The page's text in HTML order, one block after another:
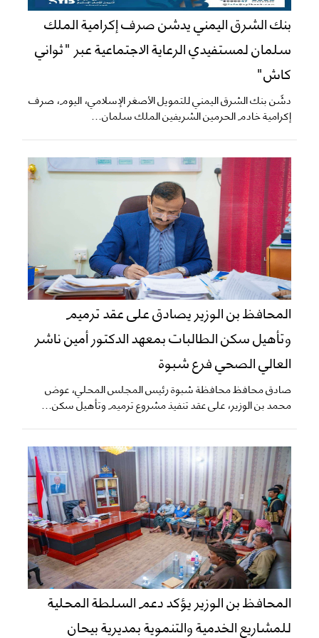
بنك الشرق اليمني يدشن صرف إكرامية الملك
سلمان لمستفيدي الرعاية الاجتماعية عبر "ثواني
كاش"
دشّن بنك الشرق اليمني للتمويل الأصغر الإسلامي، اليوم، صرف
إكرامية خادم الحرمين الشريفين الملك سلمان...
المحافظ بن الوزير يصادق على عقد ترميم
وتأهيل سكن الطالبات بمعهد الدكتور أمين ناشر
العالي الصحي فرع شبوة
صادق محافظ محافظة شبوة رئيس المجلس المحلي، عوض
محمد بن الوزير، على عقد تنفيذ مشروع ترميم وتأهيل سكن...
المحافظ بن الوزير يؤكد دعم السلطة المحلية
للمشاريع الخدمية والتنموية بمديرية بيحان